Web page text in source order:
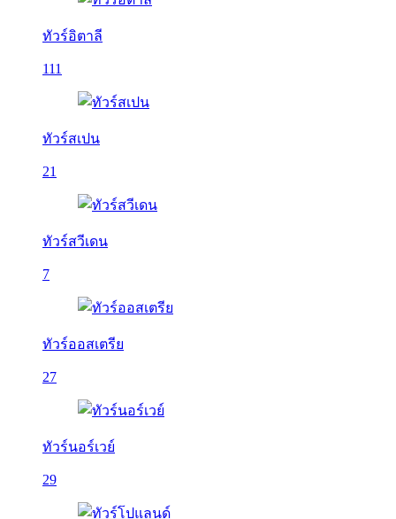
ทัวร์อิตาลี
111
ทัวร์สเปน
21
ทัวร์สวีเดน
7
ทัวร์ออสเตรีย
27
ทัวร์นอร์เวย์
29